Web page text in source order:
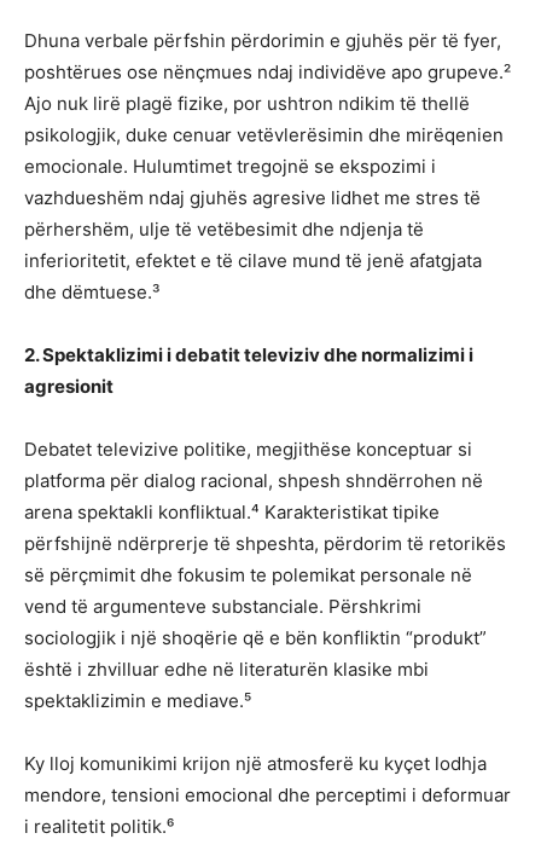
Dhuna verbale përfshin përdorimin e gjuhës për të fyer,
poshtërues ose nënçmues ndaj individëve apo grupeve.²
Ajo nuk lirë plagë fizike, por ushtron ndikim të thellë
psikologjik, duke cenuar vetëvlerësimin dhe mirëqenien
emocionale. Hulumtimet tregojnë se ekspozimi i
vazhdueshëm ndaj gjuhës agresive lidhet me stres të
përhershëm, ulje të vetëbesimit dhe ndjenja të
inferioritetit, efektet e të cilave mund të jenë afatgjata
dhe dëmtuese.³
2. Spektaklizimi i debatit televiziv dhe normalizimi i
agresionit
Debatet televizive politike, megjithëse konceptuar si
platforma për dialog racional, shpesh shndërrohen në
arena spektakli konfliktual.⁴ Karakteristikat tipike
përfshijnë ndërprerje të shpeshta, përdorim të retorikës
së përçmimit dhe fokusim te polemikat personale në
vend të argumenteve substanciale. Përshkrimi
sociologjik i një shoqërie që e bën konfliktin “produkt”
është i zhvilluar edhe në literaturën klasike mbi
spektaklizimin e mediave.⁵
Ky lloj komunikimi krijon një atmosferë ku kyçet lodhja
mendore, tensioni emocional dhe perceptimi i deformuar
i realitetit politik.⁶